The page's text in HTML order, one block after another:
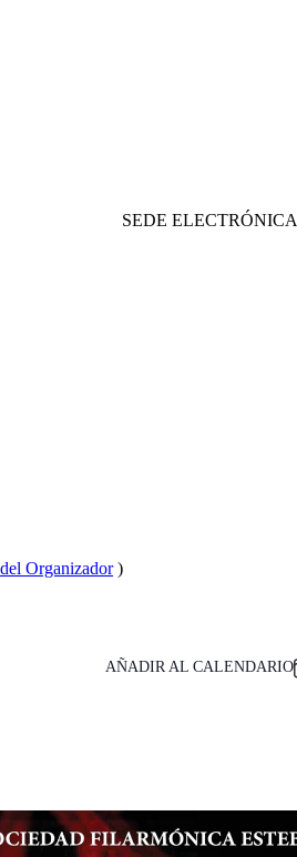
SEDE ELECTRÓNICA
Organizador)
AÑADIR AL CALENDARIO